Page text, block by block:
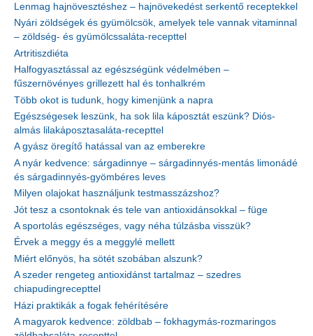
Lenmag hajnövesztéshez – hajnövekedést serkentő receptekkel
Nyári zöldségek és gyümölcsök, amelyek tele vannak vitaminnal
– zöldség- és gyümölcssaláta-recepttel
Artritiszdiéta
Halfogyasztással az egészségünk védelmében –
fűszernövényes grillezett hal és tonhalkrém
Több okot is tudunk, hogy kimenjünk a napra
Egészségesek leszünk, ha sok lila káposztát eszünk? Diós-
almás lilakáposztasaláta-recepttel
A gyász öregítő hatással van az emberekre
A nyár kedvence: sárgadinnye – sárgadinnyés-mentás limonádé
és sárgadinnyés-gyömbéres leves
Milyen olajokat használjunk testmasszázshoz?
Jót tesz a csontoknak és tele van antioxidánsokkal – füge
A sportolás egészséges, vagy néha túlzásba visszük?
Érvek a meggy és a meggylé mellett
Miért előnyös, ha sötét szobában alszunk?
A szeder rengeteg antioxidánst tartalmaz – szedres
chiapudingrecepttel
Házi praktikák a fogak fehérítésére
A magyarok kedvence: zöldbab – fokhagymás-rozmaringos